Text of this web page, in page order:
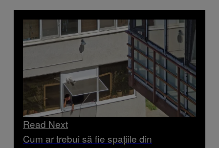
Read Next
Cum ar trebui să fie spațiile din